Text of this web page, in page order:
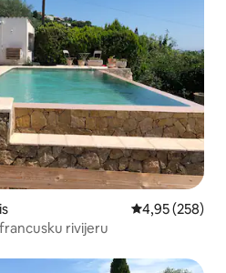
Prosječna
4,95 (258)
rivijeru